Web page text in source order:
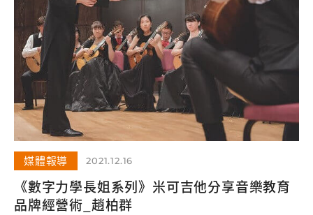
媒體報導 2021.12.16
《數字力學長姐系列》米可吉他分享音樂教育
品牌經營術_趙柏群